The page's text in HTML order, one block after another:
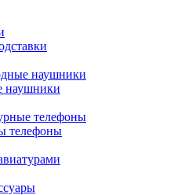
наушники
наушники
телефоны
телефоны